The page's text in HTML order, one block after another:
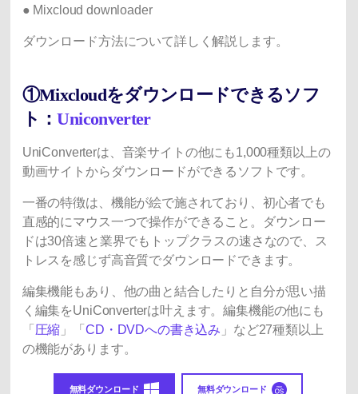
● Mixcloud downloader
ダウンロード方法について詳しく解説します。
①Mixcloudをダウンロードできるソフ
ト：Uniconverter
UniConverterは、音楽サイトの他にも1,000種類以上の
動画サイトからダウンロードができるソフトです。
一番の特徴は、機能が絵で施されており、初心者でも
直感的にマウス一つで操作ができること。ダウンロー
ドは30倍速と業界でもトップクラスの速さなので、ス
トレスを感じず高音質でダウンロードできます。
編集機能もあり、他の曲と結合したりと自分が思い描
く編集をUniConverterは叶えます。編集機能の他にも
「 圧縮 」「CD・DVDへの書き込み 」など27種類以上
の機能があります。
無料ダウンロード 無料ダウンロード